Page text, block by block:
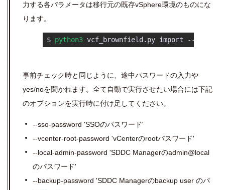
力する各パラメータは移行元の既存vSphere環境のものにな
ります。
$ python3 vcf_brownfield.py import --vcenter
事前チェック時と同じように、途中パスワードの入力や
yes/noを聞かれます。全て自動で実行させたい場合には下記
のオプションを実行時に付け足してください。
--sso-password 'SSOのパスワード'
--vcenter-root-password 'vCenterのrootパスワード'
--local-admin-password 'SDDC Managerのadmin@local
のパスワード'
--backup-password 'SDDC Managerのbackup user のパ